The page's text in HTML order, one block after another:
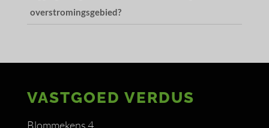
overstromingsgebied?
VASTGOED VERDUS
Blommekens 4